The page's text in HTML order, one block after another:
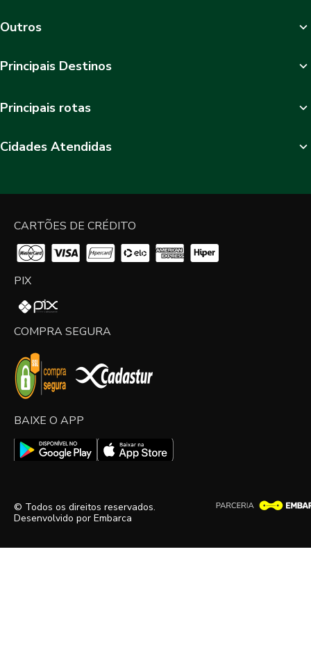
Outros
Principais Destinos
Principais rotas
Cidades Atendidas
CARTÕES DE CRÉDITO
PIX
COMPRA SEGURA
BAIXE O APP
© Todos os direitos reservados.
Desenvolvido por Embarca